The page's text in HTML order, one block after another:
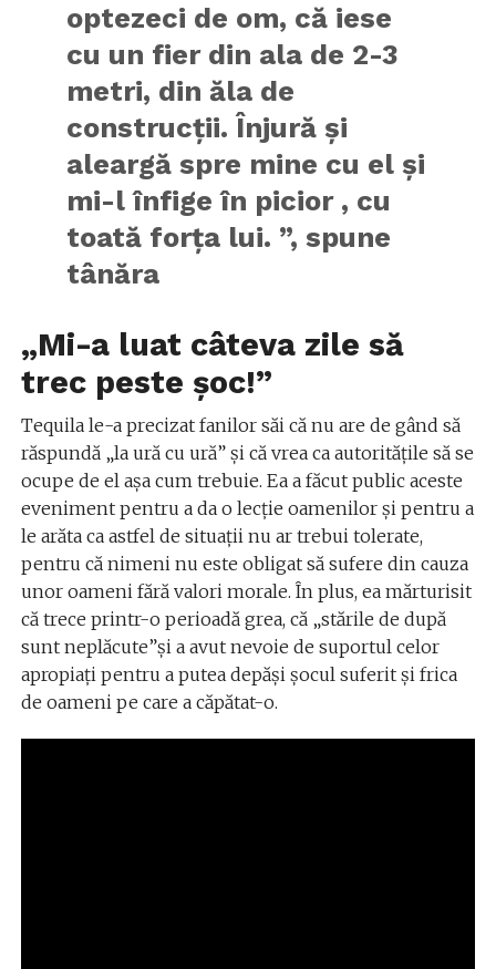
optezeci de om, că iese
cu un fier din ala de 2-3
metri, din ăla de
construcții. Înjură și
aleargă spre mine cu el și
mi-l înfige în picior , cu
toată forța lui. ”, spune
tânăra
„Mi-a luat câteva zile să
trec peste șoc!”
Tequila le-a precizat fanilor săi că nu are de gând să
răspundă „la ură cu ură” și că vrea ca autoritățile să se
ocupe de el așa cum trebuie. Ea a făcut public aceste
eveniment pentru a da o lecție oamenilor și pentru a
le arăta ca astfel de situații nu ar trebui tolerate,
pentru că nimeni nu este obligat să sufere din cauza
unor oameni fără valori morale. În plus, ea mărturisit
că trece printr-o perioadă grea, că „stările de după
sunt neplăcute”și a avut nevoie de suportul celor
apropiați pentru a putea depăși șocul suferit și frica
de oameni pe care a căpătat-o.